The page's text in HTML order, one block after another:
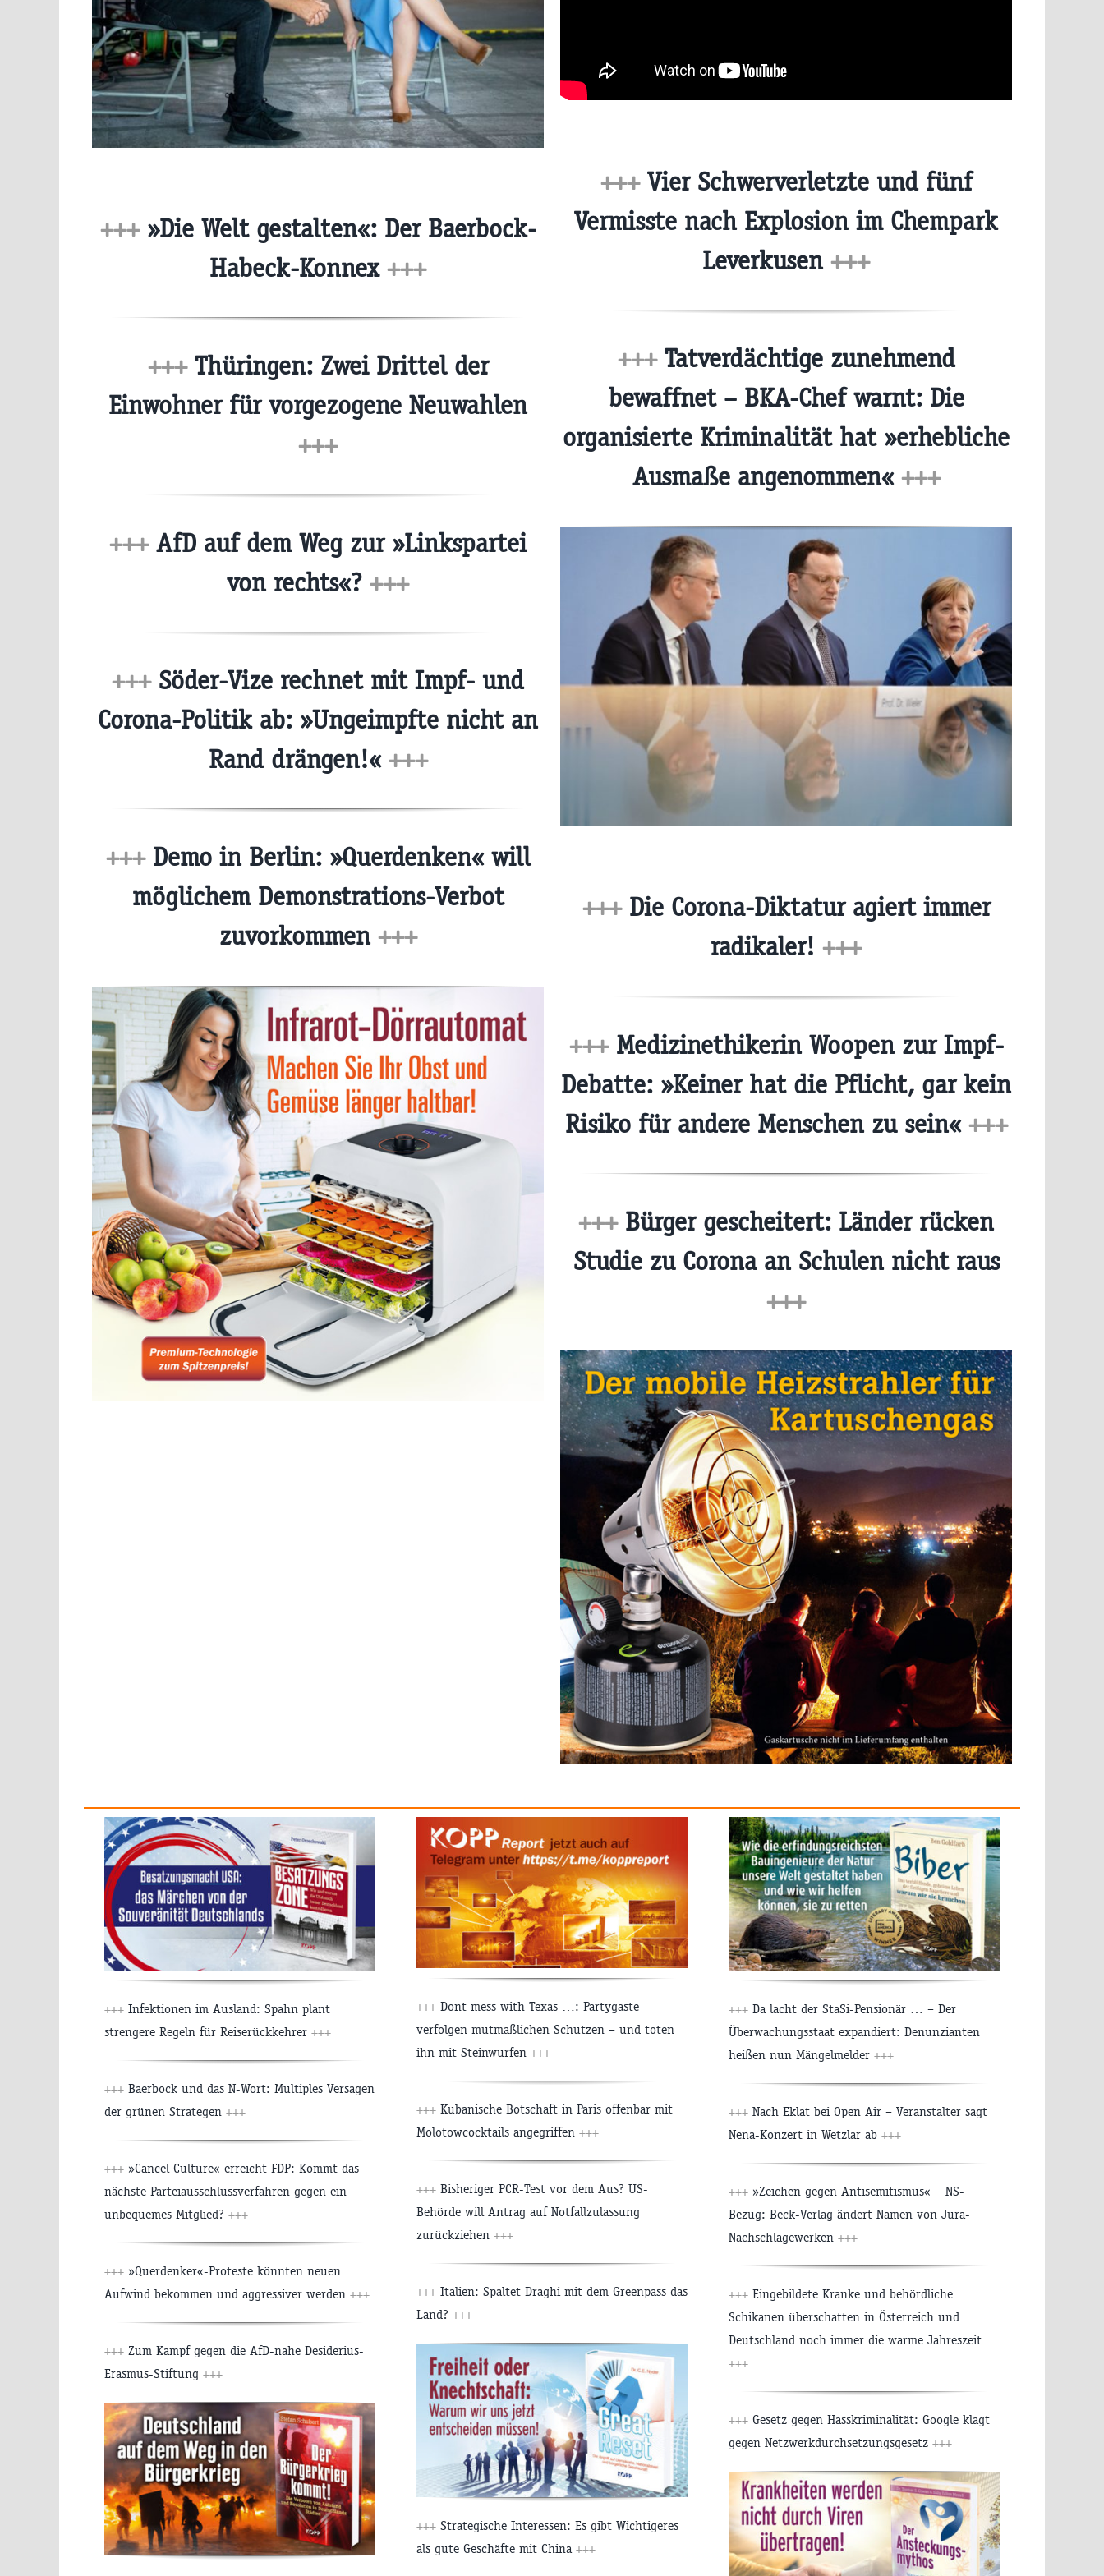
+++»Die Welt gestalten«: Der Baerbock-
Habeck-Konnex +++
+++Thüringen: Zwei Drittel der
Einwohner für vorgezogene Neuwahlen
+++
+++AfD auf dem Weg zur »Linkspartei
von rechts«? +++
+++Söder-Vize rechnet mit Impf- und
Corona-Politik ab: »Ungeimpfte nicht an
Rand drängen!« +++
+++Demo in Berlin: »Querdenken« will
möglichem Demonstrations-Verbot
zuvorkommen +++
+++Vier Schwerverletzte und fünf
Vermisste nach Explosion im Chempark
Leverkusen +++
+++Tatverdächtige zunehmend
bewaffnet – BKA-Chef warnt: Die
organisierte Kriminalität hat »erhebliche
Ausmaße angenommen« +++
+++Die Corona-Diktatur agiert immer
radikaler! +++
+++Medizinethikerin Woopen zur Impf-
Debatte: »Keiner hat die Pflicht, gar kein
Risiko für andere Menschen zu sein« +++
+++Bürger gescheitert: Länder rücken
Studie zu Corona an Schulen nicht raus
+++
+++ Infektionen im Ausland: Spahn plant
strengere Regeln für Reiserückkehrer +++
+++ Baerbock und das N-Wort: Multiples Versagen
der grünen Strategen +++
+++ »Cancel Culture« erreicht FDP: Kommt das
nächste Parteiausschlussverfahren gegen ein
unbequemes Mitglied? +++
+++ »Querdenker«-Proteste könnten neuen
Aufwind bekommen und aggressiver werden +++
+++ Zum Kampf gegen die AfD-nahe Desiderius-
Erasmus-Stiftung +++
+++ Dont mess with Texas …: Partygäste
verfolgen mutmaßlichen Schützen – und töten
ihn mit Steinwürfen +++
+++ Kubanische Botschaft in Paris offenbar mit
Molotowcocktails angegriffen +++
+++ Bisheriger PCR-Test vor dem Aus? US-
Behörde will Antrag auf Notfallzulassung
zurückziehen +++
+++ Italien: Spaltet Draghi mit dem Greenpass das
Land? +++
+++ Strategische Interessen: Es gibt Wichtigeres
als gute Geschäfte mit China +++
+++ Da lacht der StaSi-Pensionär … – Der
Überwachungsstaat expandiert: Denunzianten
heißen nun Mängelmelder +++
+++ Nach Eklat bei Open Air – Veranstalter sagt
Nena-Konzert in Wetzlar ab +++
+++ »Zeichen gegen Antisemitismus« – NS-
Bezug: Beck-Verlag ändert Namen von Jura-
Nachschlagewerken +++
+++ Eingebildete Kranke und behördliche
Schikanen überschatten in Österreich und
Deutschland noch immer die warme Jahreszeit
+++
+++ Gesetz gegen Hasskriminalität: Google klagt
gegen Netzwerkdurchsetzungsgesetz +++